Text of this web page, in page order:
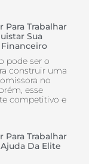
Para Trabalhar
Sua
Financeiro
pode ser o
construir uma
no
esse
competitivo e
Para Trabalhar
Da Elite